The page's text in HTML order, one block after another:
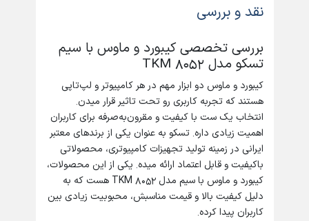
نقد و بررسی
بررسی تخصصی کیبورد و ماوس با سیم
تسکو مدل TKM 8052
کیبورد و ماوس دو ابزار مهم در هر کامپیوتر و لپ‌تاپی
هستند که تجربه کاربری رو تحت تاثیر قرار میدن.
انتخاب یک ست با کیفیت و مقرون‌به‌صرفه برای کاربران
اهمیت زیادی داره. تسکو به عنوان یکی از برندهای معتبر
ایرانی در زمینه تولید تجهیزات کامپیوتری، محصولاتی
باکیفیت و قابل اعتماد ارائه میده. یکی از این محصولات،
کیبورد و ماوس با سیم مدل TKM 8052 هست که به
دلیل کیفیت بالا و قیمت مناسبش، محبوبیت زیادی بین
کاربران پیدا کرده.